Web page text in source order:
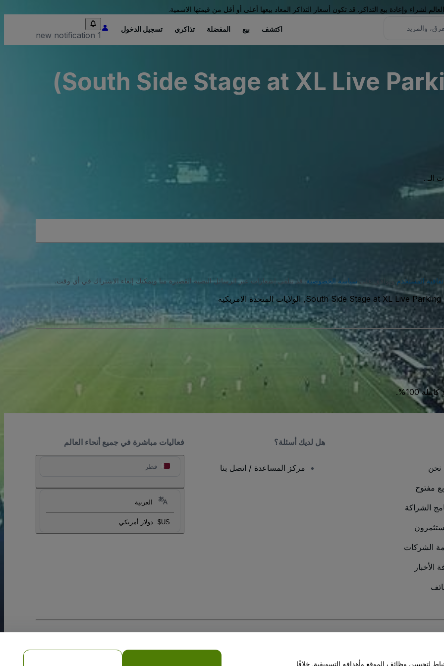
لشراء وإعادة بيع التذاكر. قد تكون أسعار التذاكر المعاد بيعها أعلى أو أقل من قيمتها الاسمية.
اكتشف بيع المفضلة تذاكري تسجيل الدخول
1 new notification
South Side Stage at XL Live
الـ .
المستخدم سياسة الخصوصية. قد تتلقى إشعارات عبر الرسائل النصية القصيرة منا ويمكنك إلغاء الاشتراك في أي وقت.
South Side Stage at XL Live
100%.
فعاليات مباشرة في جميع أنحاء العالم
قطر
العربية
US$ دولار أمريكي
نحن
مفتوح
الشراكة
الشركات
الأخبار
هل لديك أسئلة؟
مركز المساعدة / اتصل بنا
لتحسين وظائف الموقع وأهدافه التسويقية. خلافًا